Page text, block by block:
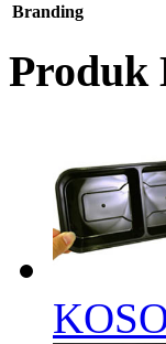
Branding
Produk